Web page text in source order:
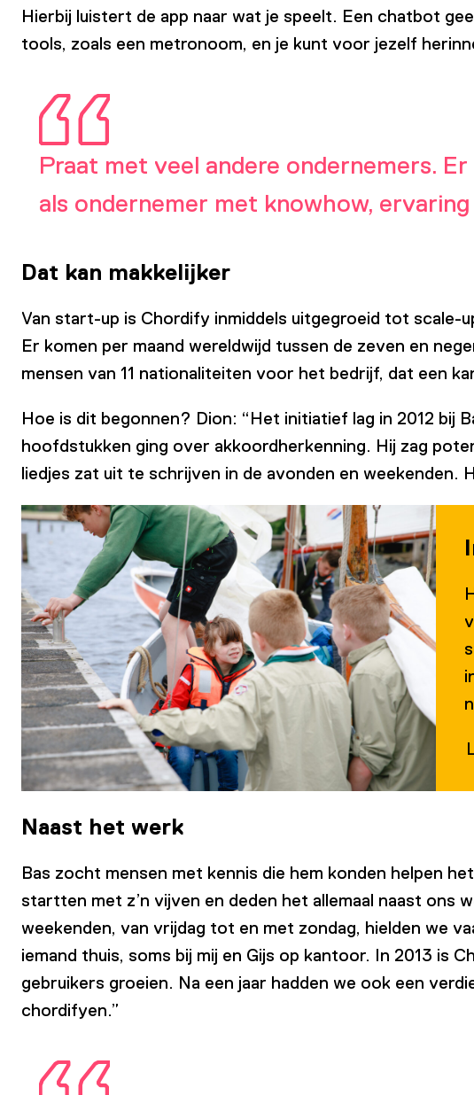
Hierbij luistert de app naar wat je speelt. Een chatbot
tools, zoals een metronoom, en je kunt voor jezelf
Praat met veel andere ondernemers.
als ondernemer met knowhow,
Dat kan makkelijker
Van start-up is Chordify inmiddels uitgegroeid tot scale-
Er komen per maand wereldwijd tussen de zeven en
mensen van 11 nationaliteiten voor het bedrijf, dat een
Hoe is dit begonnen? Dion: “Het initiatief lag in 2012 bij
hoofdstukken ging over akkoordherkenning. Hij zag
liedjes zat uit te schrijven in de avonden en weekenden.
Naast het werk
Bas zocht mensen met kennis die hem konden helpen
startten met z’n vijven en deden het allemaal naast ons
weekenden, van vrijdag tot en met zondag, hielden we
iemand thuis, soms bij mij en Gijs op kantoor. In 2013 is
gebruikers groeien. Na een jaar hadden we ook een
chordifyen.”